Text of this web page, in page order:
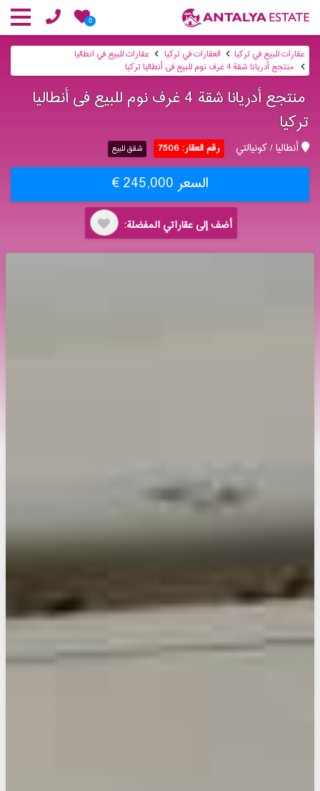
0
عقارات للبيع في تركيا العقارات في تركيا
عقارات للبيع في انطاليا
منتجع أدریانا شقة 4 غرف نوم للبیع فی أنطالیا تركیا
منتجع أدریانا شقة 4 غرف نوم للبیع فی أنطالیا
تركیا
أنطاليا / كونيالتي رقم العقار: 7506 شقق للبيع
السعر 245,000 €
أضف إلى عقاراتي المفضلة: